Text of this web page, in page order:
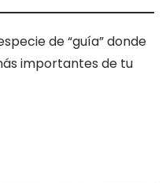
de “guía” donde
importantes de tu